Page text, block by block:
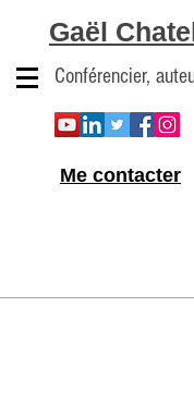
Gaël
Conférencier,
Me contacter